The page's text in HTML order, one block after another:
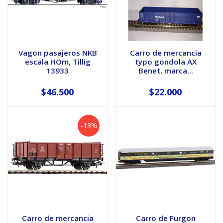
Vagon pasajeros NKB
escala HOm, Tillig
13933
$46.500
Carro de mercancia
typo gondola AX
Benet, marca...
$22.000
-13%
Carro de mercancia
Carro de Furgon